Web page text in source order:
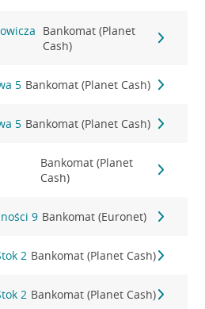
Bankomat (Planet
Cash)
5 Bankomat (Planet Cash)
5 Bankomat (Planet Cash)
Bankomat (Planet
Cash)
9 Bankomat (Euronet)
2 Bankomat (Planet Cash)
2 Bankomat (Planet Cash)